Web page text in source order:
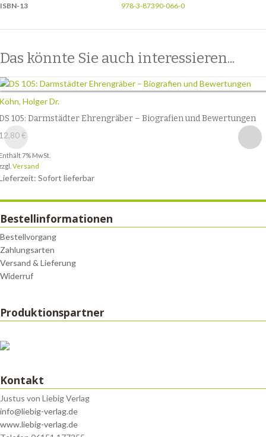
ISBN-13 978-3-87390-066-0
Das könnte Sie auch interessieren...
Holger Dr.
105: Darmstädter Ehrengräber – Biografien und Bewertungen
€
7% MwSt.
Versand
Sofort lieferbar
Bestellinformationen
Bestellvorgang
Zahlungsarten
Versand & Lieferung
Widerruf
Produktionspartner
Kontakt
Justus von Liebig Verlag
info@liebig-verlag.de
www.liebig-verlag.de